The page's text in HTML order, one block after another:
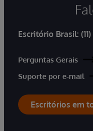
Escritório Brasil:
Perguntas Gerais
Suporte por e-mail
Escritórios em